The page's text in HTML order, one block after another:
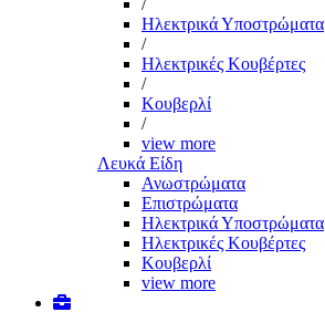
/
Ηλεκτρικά Υποστρώματα
/
Ηλεκτρικές Κουβέρτες
/
Κουβερλί
/
view more
Λευκά Είδη
Ανωστρώματα
Επιστρώματα
Ηλεκτρικά Υποστρώματα
Ηλεκτρικές Κουβέρτες
Κουβερλί
view more